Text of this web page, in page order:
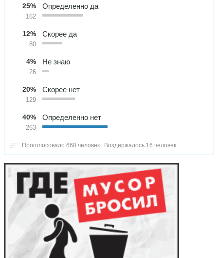
25%
162
Определенно да
12%
80
Скорее да
4%
26
Не знаю
20%
129
Скорее нет
40%
263
Определенно нет
Проголосовало 660 человек Воздержалось 16 человек